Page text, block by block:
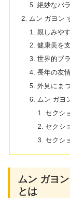
絶妙なバ
ムン ガヨン
親しみや
健康美を
世界的ブ
長年の友
外見にま
ムン ガヨ
セクシ
セクシ
セクシ
ムン ガヨ
とは